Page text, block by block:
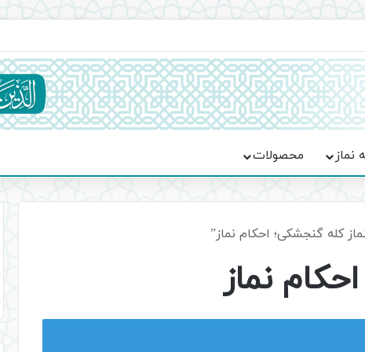
حماسه، استقامت و تمدن‌سازی امت اسلامی
نماز محصولات
کله گنجشکی؛ احکام نماز”
نماز